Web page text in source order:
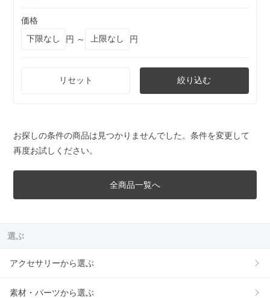
価格
円 ～
円
リセット 絞り込む
お探しの条件の商品は見つかりませんでした。条件を変更して
再度お試しください。
全商品一覧へ
選ぶ
アクセサリーから選ぶ
素材・パーツから選ぶ